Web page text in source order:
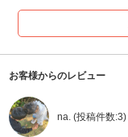
お客様からのレビュー
na. (投稿件数:3)